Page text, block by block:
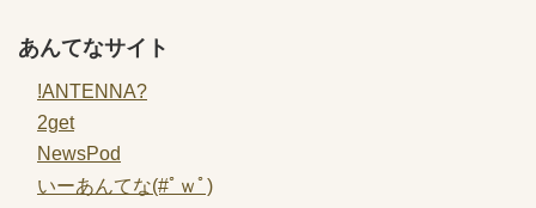
あんてなサイト
!ANTENNA?
2get
NewsPod
いーあんてな(#ﾟｗﾟ)